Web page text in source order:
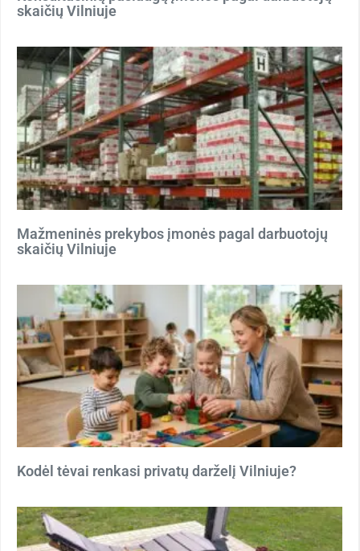
skaičių Vilniuje
Mažmeninės prekybos įmonės pagal darbuotojų
skaičių Vilniuje
Kodėl tėvai renkasi privatų darželį Vilniuje?